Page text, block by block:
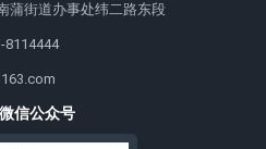
蒲街道办事处纬二路东段
信公众号